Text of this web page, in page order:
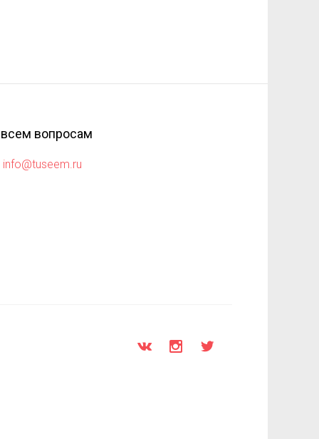
вопросам
info@tuseem.ru